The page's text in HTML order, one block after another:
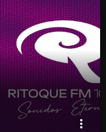
more_vert